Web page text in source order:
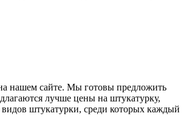
нашем сайте. Мы готовы предложить
лучше цены на штукатурку,
штукатурки, среди которых каждый